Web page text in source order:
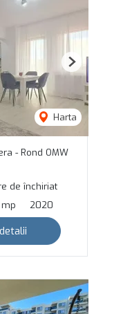
Harta
Next
- Rond OMW
de închiriat
2020